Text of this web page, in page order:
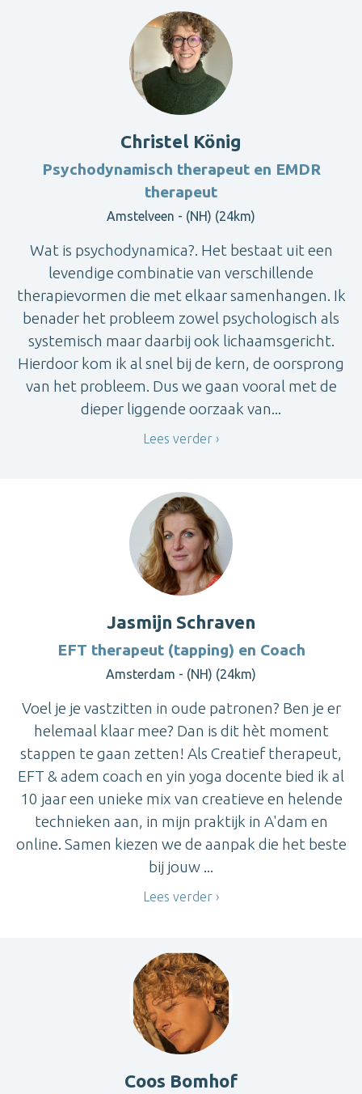
Christel König
Psychodynamisch therapeut en EMDR
therapeut
Amstelveen - (NH) (24km)
Wat is psychodynamica?. Het bestaat uit een
levendige combinatie van verschillende
therapievormen die met elkaar samenhangen. Ik
benader het probleem zowel psychologisch als
systemisch maar daarbij ook lichaamsgericht.
Hierdoor kom ik al snel bij de kern, de oorsprong
van het probleem. Dus we gaan vooral met de
dieper liggende oorzaak van...
Lees verder
Jasmijn Schraven
EFT therapeut (tapping) en Coach
Amsterdam - (NH) (24km)
Voel je je vastzitten in oude patronen? Ben je er
helemaal klaar mee? Dan is dit hèt moment
stappen te gaan zetten! Als Creatief therapeut,
EFT & adem coach en yin yoga docente bied ik al
10 jaar een unieke mix van creatieve en helende
technieken aan, in mijn praktijk in A'dam en
online. Samen kiezen we de aanpak die het beste
bij jouw ...
Lees verder
Coos Bomhof